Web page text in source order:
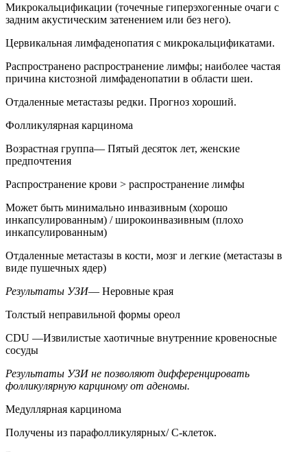
Микрокальцификации (точечные гиперэхогенные очаги с
задним акустическим затенением или без него).
Цервикальная лимфаденопатия с микрокальцификатами.
Распространено распространение лимфы; наиболее частая
причина кистозной лимфаденопатии в области шеи.
Отдаленные метастазы редки. Прогноз хороший.
Фолликулярная карцинома
Возрастная группа— Пятый десяток лет, женские
предпочтения
Распространение крови > распространение лимфы
Может быть минимально инвазивным (хорошо
инкапсулированным) / широкоинвазивным (плохо
инкапсулированным)
Отдаленные метастазы в кости, мозг и легкие (метастазы в
виде пушечных ядер)
Результаты УЗИ— Неровные края
Толстый неправильной формы ореол
CDU —Извилистые хаотичные внутренние кровеносные
сосуды
Результаты УЗИ не позволяют дифференцировать
фолликулярную карциному от аденомы.
Медуллярная карцинома
Получены из парафолликулярных/ С-клеток.